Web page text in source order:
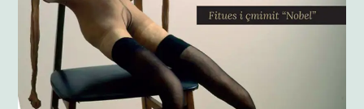
Anglisht
Ditarë